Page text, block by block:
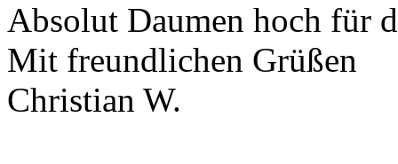
Absolut Daumen hoch für
Mit freundlichen Grüßen
Christian W.